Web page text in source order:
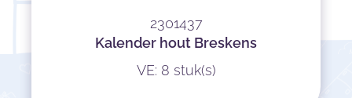
2301437
Kalender hout Breskens
VE: 8 stuk(s)